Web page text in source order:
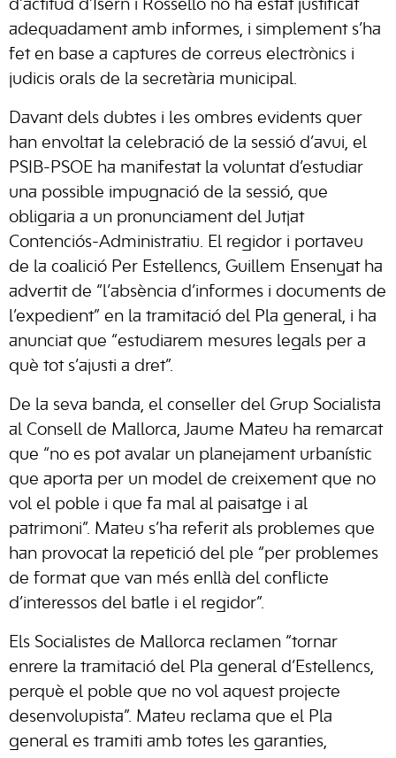
d’actitud d’Isern i Rosselló no ha estat justificat
adequadament amb informes, i simplement s’ha
fet en base a captures de correus electrònics i
judicis orals de la secretària municipal.
Davant dels dubtes i les ombres evidents quer
han envoltat la celebració de la sessió d’avui, el
PSIB-PSOE ha manifestat la voluntat d’estudiar
una possible impugnació de la sessió, que
obligaria a un pronunciament del Jutjat
Contenciós-Administratiu. El regidor i portaveu
de la coalició Per Estellencs, Guillem Ensenyat ha
advertit de “l’absència d’informes i documents de
l’expedient” en la tramitació del Pla general, i ha
anunciat que “estudiarem mesures legals per a
què tot s’ajusti a dret”.
De la seva banda, el conseller del Grup Socialista
al Consell de Mallorca, Jaume Mateu ha remarcat
que “no es pot avalar un planejament urbanístic
que aporta per un model de creixement que no
vol el poble i que fa mal al paisatge i al
patrimoni”. Mateu s’ha referit als problemes que
han provocat la repetició del ple “per problemes
de format que van més enllà del conflicte
d’interessos del batle i el regidor”.
Els Socialistes de Mallorca reclamen “tornar
enrere la tramitació del Pla general d’Estellencs,
perquè el poble que no vol aquest projecte
desenvolupista”. Mateu reclama que el Pla
general es tramiti amb totes les garanties,